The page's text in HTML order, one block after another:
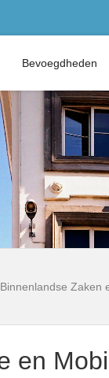
Bevoegdheden
Zaken
en